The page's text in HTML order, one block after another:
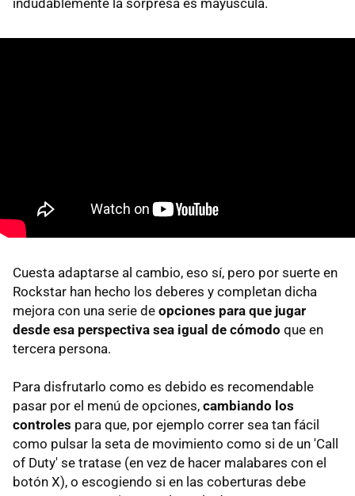
indudablemente la sorpresa es mayúscula.
Cuesta adaptarse al cambio, eso sí, pero por suerte en
Rockstar han hecho los deberes y completan dicha
mejora con una serie de opciones para que jugar
desde esa perspectiva sea igual de cómodo que en
tercera persona.
Para disfrutarlo como es debido es recomendable
pasar por el menú de opciones, cambiando los
controles para que, por ejemplo correr sea tan fácil
como pulsar la seta de movimiento como si de un 'Call
of Duty' se tratase (en vez de hacer malabares con el
botón X), o escogiendo si en las coberturas debe